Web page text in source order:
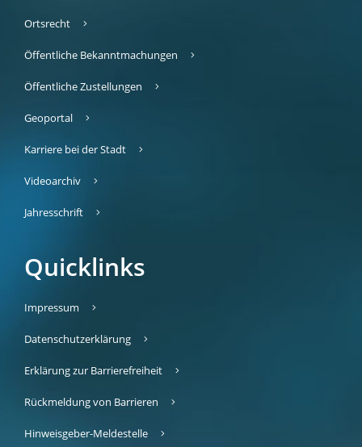
Ortsrecht
Öffentliche Bekanntmachungen
Öffentliche Zustellungen
Geoportal
Karriere bei der Stadt
Videoarchiv
Jahresschrift
Quicklinks
Impressum
Datenschutzerklärung
Erklärung zur Barrierefreiheit
Rückmeldung von Barrieren
Hinweisgeber-Meldestelle